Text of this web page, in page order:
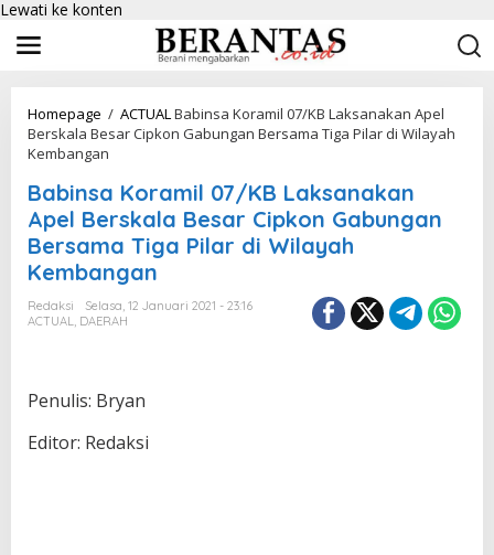
Lewati ke konten
Homepage / ACTUALBabinsa Koramil 07/KB Laksanakan Apel
Berskala Besar Cipkon Gabungan Bersama Tiga Pilar di Wilayah
Kembangan
Babinsa Koramil 07/KB Laksanakan
Apel Berskala Besar Cipkon Gabungan
Bersama Tiga Pilar di Wilayah
Kembangan
Redaksi
Selasa, 12 Januari 2021 - 23:16
ACTUAL, DAERAH
Penulis: Bryan
Editor: Redaksi